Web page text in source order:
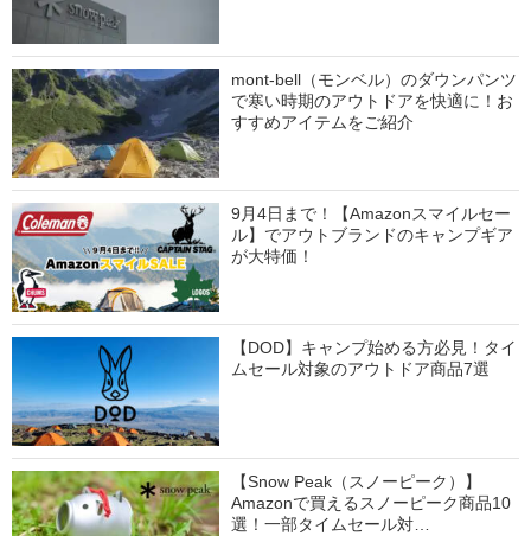
mont-bell（モンベル）のダウンパンツ
で寒い時期のアウトドアを快適に！お
すすめアイテムをご紹介
9月4日まで！【Amazonスマイルセー
ル】でアウトブランドのキャンプギア
が大特価！
【DOD】キャンプ始める方必見！タイ
ムセール対象のアウトドア商品7選
【Snow Peak（スノーピーク）】
Amazonで買えるスノーピーク商品10
選！一部タイムセール対…